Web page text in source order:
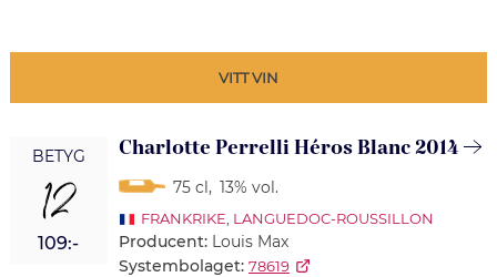
VITT VIN
BETYG
12
109:-
Charlotte Perrelli Héros Blanc 2014
75 cl, 13% vol.
FRANKRIKE LANGUEDOC-ROUSSILLON
Producent: Louis Max
Systembolaget: 78619